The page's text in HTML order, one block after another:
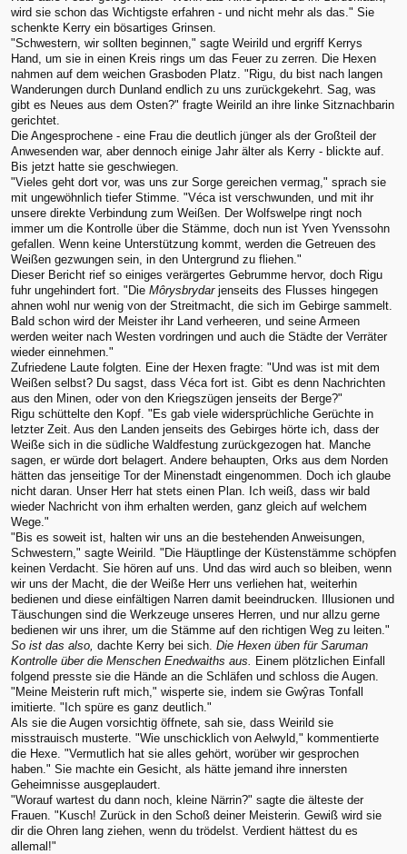
wird sie schon das Wichtigste erfahren - und nicht mehr als das." Sie
schenkte Kerry ein bösartiges Grinsen.
"Schwestern, wir sollten beginnen," sagte Weirild und ergriff Kerrys
Hand, um sie in einen Kreis rings um das Feuer zu zerren. Die Hexen
nahmen auf dem weichen Grasboden Platz. "Rigu, du bist nach langen
Wanderungen durch Dunland endlich zu uns zurückgekehrt. Sag, was
gibt es Neues aus dem Osten?" fragte Weirild an ihre linke Sitznachbarin
gerichtet.
Die Angesprochene - eine Frau die deutlich jünger als der Großteil der
Anwesenden war, aber dennoch einige Jahr älter als Kerry - blickte auf.
Bis jetzt hatte sie geschwiegen.
"Vieles geht dort vor, was uns zur Sorge gereichen vermag," sprach sie
mit ungewöhnlich tiefer Stimme. "Véca ist verschwunden, und mit ihr
unsere direkte Verbindung zum Weißen. Der Wolfswelpe ringt noch
immer um die Kontrolle über die Stämme, doch nun ist Yven Yvenssohn
gefallen. Wenn keine Unterstützung kommt, werden die Getreuen des
Weißen gezwungen sein, in den Untergrund zu fliehen."
Dieser Bericht rief so einiges verärgertes Gebrumme hervor, doch Rigu
fuhr ungehindert fort. "Die Môrysbrydarjenseits des Flusses hingegen
ahnen wohl nur wenig von der Streitmacht, die sich im Gebirge sammelt.
Bald schon wird der Meister ihr Land verheeren, und seine Armeen
werden weiter nach Westen vordringen und auch die Städte der Verräter
wieder einnehmen."
Zufriedene Laute folgten. Eine der Hexen fragte: "Und was ist mit dem
Weißen selbst? Du sagst, dass Véca fort ist. Gibt es denn Nachrichten
aus den Minen, oder von den Kriegszügen jenseits der Berge?"
Rigu schüttelte den Kopf. "Es gab viele widersprüchliche Gerüchte in
letzter Zeit. Aus den Landen jenseits des Gebirges hörte ich, dass der
Weiße sich in die südliche Waldfestung zurückgezogen hat. Manche
sagen, er würde dort belagert. Andere behaupten, Orks aus dem Norden
hätten das jenseitige Tor der Minenstadt eingenommen. Doch ich glaube
nicht daran. Unser Herr hat stets einen Plan. Ich weiß, dass wir bald
wieder Nachricht von ihm erhalten werden, ganz gleich auf welchem
Wege."
"Bis es soweit ist, halten wir uns an die bestehenden Anweisungen,
Schwestern," sagte Weirild. "Die Häuptlinge der Küstenstämme schöpfen
keinen Verdacht. Sie hören auf uns. Und das wird auch so bleiben, wenn
wir uns der Macht, die der Weiße Herr uns verliehen hat, weiterhin
bedienen und diese einfältigen Narren damit beeindrucken. Illusionen und
Täuschungen sind die Werkzeuge unseres Herren, und nur allzu gerne
bedienen wir uns ihrer, um die Stämme auf den richtigen Weg zu leiten."
So ist das also, dachte Kerry bei sich. Die Hexen üben für Saruman
Kontrolle über die Menschen Enedwaiths aus.
Einem plötzlichen Einfall
folgend presste sie die Hände an die Schläfen und schloss die Augen.
"Meine Meisterin ruft mich," wisperte sie, indem sie Gwŷras Tonfall
imitierte. "Ich spüre es ganz deutlich."
Als sie die Augen vorsichtig öffnete, sah sie, dass Weirild sie
misstrauisch musterte. "Wie unschicklich von Aelwyld," kommentierte
die Hexe. "Vermutlich hat sie alles gehört, worüber wir gesprochen
haben." Sie machte ein Gesicht, als hätte jemand ihre innersten
Geheimnisse ausgeplaudert.
"Worauf wartest du dann noch, kleine Närrin?" sagte die älteste der
Frauen. "Kusch! Zurück in den Schoß deiner Meisterin. Gewiß wird sie
dir die Ohren lang ziehen, wenn du trödelst. Verdient hättest du es
allemal!"